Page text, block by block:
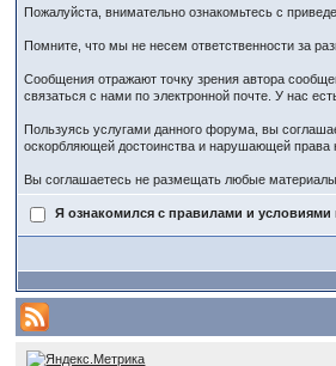
Пожалуйста, внимательно ознакомьтесь с
Помните, что мы не несем ответственности за
Сообщения отражают точку зрения автора
связаться с нами по электронной почте. У нас
Пользуясь услугами данного форума, вы
оскорбляющей достоинства и нарушающей
Вы соглашаетесь не размещать любые
Я ознакомился с правилами и